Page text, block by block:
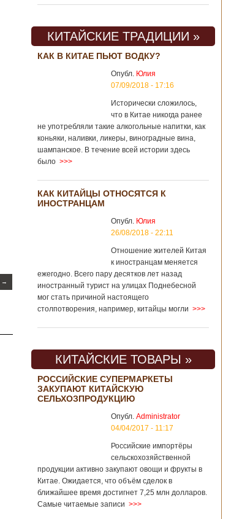
→
КИТАЙСКИЕ ТРАДИЦИИ »
КАК В КИТАЕ ПЬЮТ ВОДКУ?
Опубл. Юлия
07/09/2018 - 17:16
Исторически сложилось,
что в Китае никогда ранее
не употребляли такие алкогольные напитки, как
коньяки, наливки, ликеры, виноградные вина,
шампанское. В течение всей истории здесь
было >>>
КАК КИТАЙЦЫ ОТНОСЯТСЯ К
ИНОСТРАНЦАМ
Опубл. Юлия
26/08/2018 - 22:11
Отношение жителей Китая
к иностранцам меняется
ежегодно. Всего пару десятков лет назад
иностранный турист на улицах Поднебесной
мог стать причиной настоящего
столпотворения, например, китайцы могли >>>
КИТАЙСКИЕ ТОВАРЫ »
РОССИЙСКИЕ СУПЕРМАРКЕТЫ
ЗАКУПАЮТ КИТАЙСКУЮ
СЕЛЬХОЗПРОДУКЦИЮ
Опубл. Administrator
04/04/2017 - 11:17
Российские импортёры
сельскохозяйственной
продукции активно закупают овощи и фрукты в
Китае. Ожидается, что объём сделок в
ближайшее время достигнет 7,25 млн долларов.
Самые читаемые записи >>>